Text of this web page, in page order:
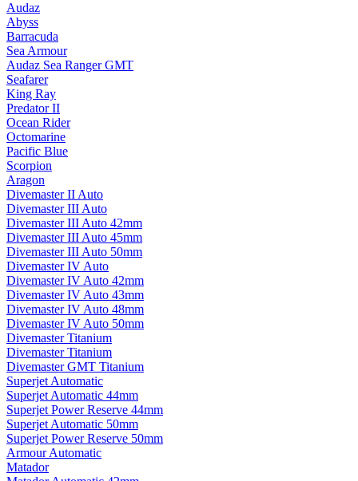
Audaz
Abyss
Barracuda
Sea Armour
Audaz Sea Ranger GMT
Seafarer
King Ray
Predator II
Ocean Rider
Octomarine
Pacific Blue
Scorpion
Aragon
Divemaster II Auto
Divemaster III Auto
Divemaster III Auto 42mm
Divemaster III Auto 45mm
Divemaster III Auto 50mm
Divemaster IV Auto
Divemaster IV Auto 42mm
Divemaster IV Auto 43mm
Divemaster IV Auto 48mm
Divemaster IV Auto 50mm
Divemaster Titanium
Divemaster Titanium
Divemaster GMT Titanium
Superjet Automatic
Superjet Automatic 44mm
Superjet Power Reserve 44mm
Superjet Automatic 50mm
Superjet Power Reserve 50mm
Armour Automatic
Matador